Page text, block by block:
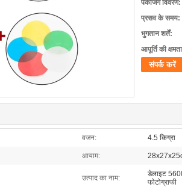
पैकेजिंग विवरण:
प्रसव के समय:
भुगतान शर्तें:
आपूर्ति की
संपर्क करें
वजन: 4.5 किग्रा
आयाम:
उत्पाद का नाम:
डेलाइट
फोटोग्राफी